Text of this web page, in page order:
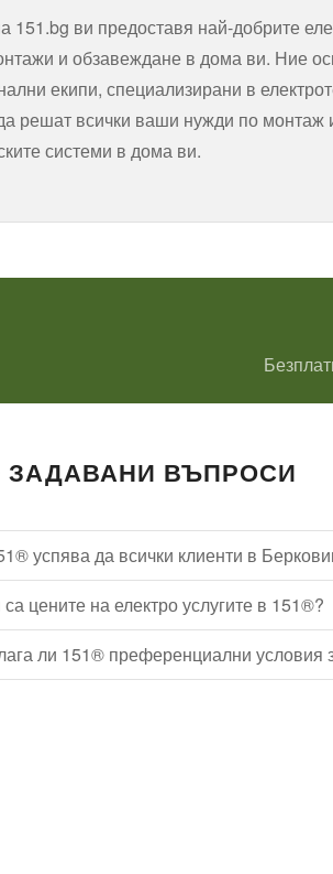
151.bg ви предоставя най-добрите
и обзавеждане в дома ви. Ние
екипи, специализирани в
решат всички ваши нужди по монтаж
системи в дома ви.
ЗАДАВАНИ ВЪПРОСИ
успява да всички клиенти в
са цените на електро услугите в 151®?
ли 151® преференциални условия